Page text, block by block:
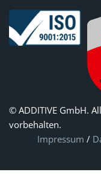
© ADDITIVE GmbH.
vorbehalten.
Impressum /